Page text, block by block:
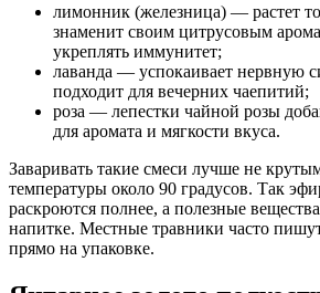
лимонник (железница) — растет
знаменит своим цитрусовым
укреплять иммунитет;
лаванда — успокаивает нервную
подходит для вечерних чаепитий;
роза — лепестки чайной розы
для аромата и мягкости вкуса.
Заваривать такие смеси лучше не
температуры около 90 градусов. Так
раскроются полнее, а полезные
напитке. Местные травники часто
прямо на упаковке.